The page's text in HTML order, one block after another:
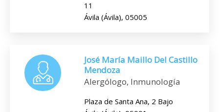
11
Ávila (Ávila), 05005
José María Maillo Del Castillo
Mendoza
Alergólogo, Inmunología
Plaza de Santa Ana, 2 Bajo